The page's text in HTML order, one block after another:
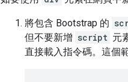
將包含 Bootstrap 的
但不要新增 script 元
直接載入指令碼。這個